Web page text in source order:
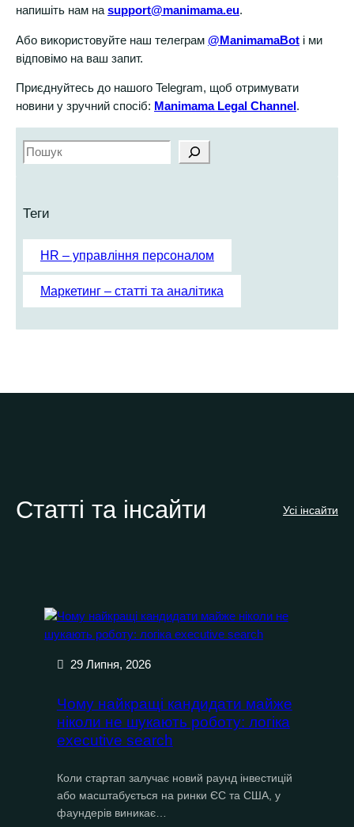
напишіть нам на support@manimama.eu.
Або використовуйте наш телеграм @ManimamaBot і ми
відповімо на ваш запит.
Приєднуйтесь до нашого Telegram, щоб отримувати
новини у зручний спосіб: Manimama Legal Channel .
S
e
c
h
Теги
HR – управління персоналом
Маркетинг – статті та аналітика
Статті та інсайти Усі інсайти
29 Липня, 2026
Чому найкращі кандидати майже
ніколи не шукають роботу: логіка
executive search
Коли стартап залучає новий раунд інвестицій
або масштабується на ринки ЄС та США, у
фаундерів виникає…